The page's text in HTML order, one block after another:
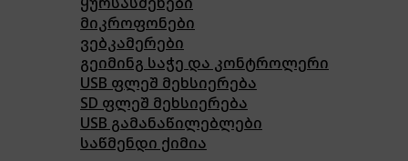
მიკროფონები
ვებკამერები
გეიმინგ საჭე და კონტროლერი
USB ფლეშ მეხსიერება
SD ფლეშ მეხსიერება
USB გამანაწილებლები
საწმენდი ქიმია